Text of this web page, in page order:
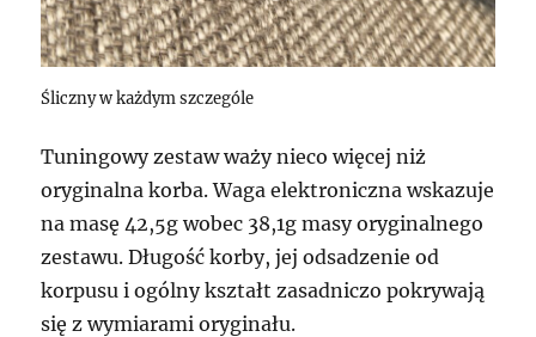
Śliczny w każdym szczególe
Tuningowy zestaw waży nieco więcej niż
oryginalna korba. Waga elektroniczna wskazuje
na masę 42,5g wobec 38,1g masy oryginalnego
zestawu. Długość korby, jej odsadzenie od
korpusu i ogólny kształt zasadniczo pokrywają
się z wymiarami oryginału.